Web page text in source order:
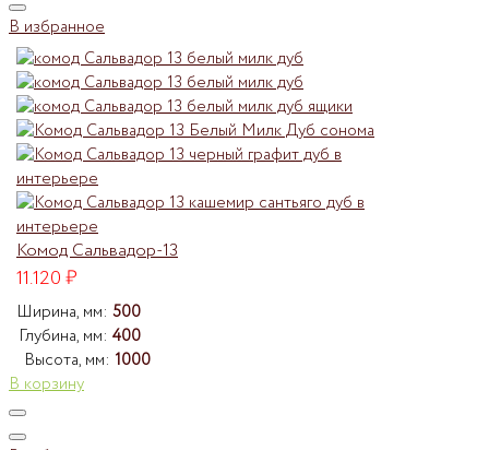
В избранное
Комод Сальвадор-13
11.120₽
Ширина, мм: 500
Глубина, мм: 400
Высота, мм: 1000
В корзину